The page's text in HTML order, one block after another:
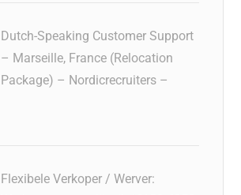
Dutch-Speaking Customer Support
– Marseille, France (Relocation
Package) – Nordicrecruiters –
Flexibele Verkoper / Werver: